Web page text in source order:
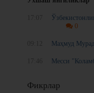
0
Маҳмуд
Месси
Фикрлар